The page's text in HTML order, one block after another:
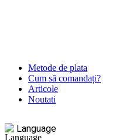
Metode de plata
Cum să comandați?
Articole
Noutati
Language